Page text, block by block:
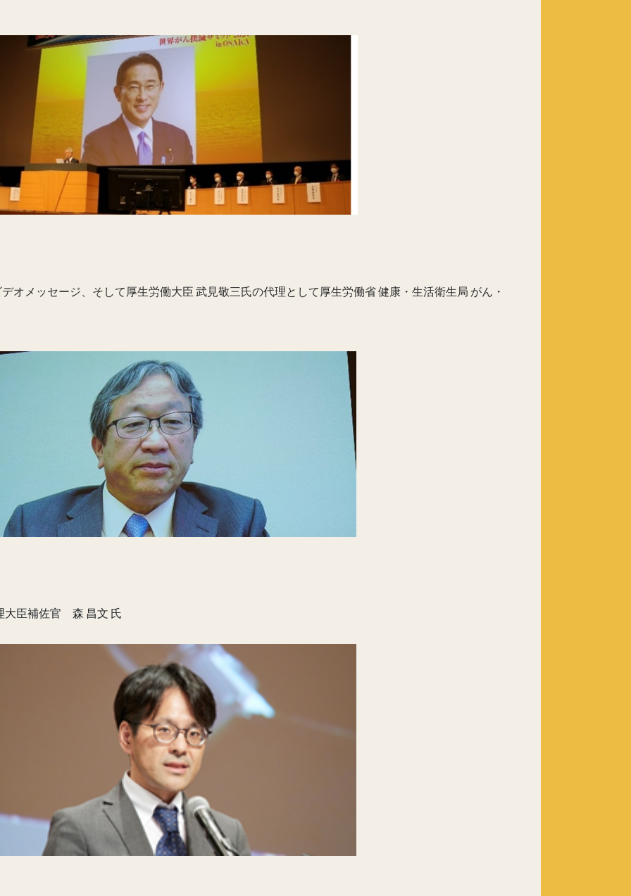
オメッセージ、そして厚生労働大臣 武見敬三氏の代理として厚生労働省 健康・生活衛生局 がん・
大臣補佐官 森 昌文 氏